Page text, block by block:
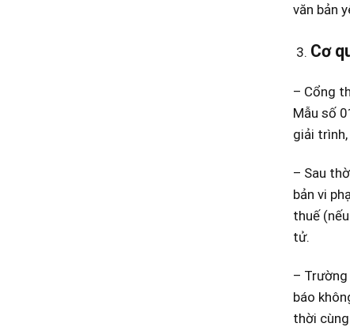
văn bản
Cơ
– Cổng
Mẫu số
giải
– Sau
bản vi
thuế
tử.
–
báo
thời